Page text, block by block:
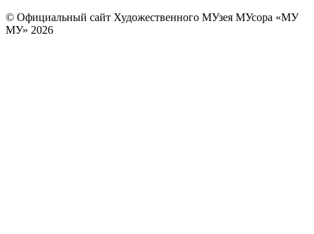
© Официальный сайт Художественного МУзея МУсора «МУ
МУ» 2026